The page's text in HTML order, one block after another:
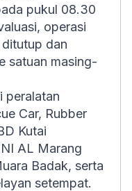
pukul 08.30
operasi
dan
satuan masing-
peralatan
Car, Rubber
Kutai
AL Marang
Badak, serta
setempat.